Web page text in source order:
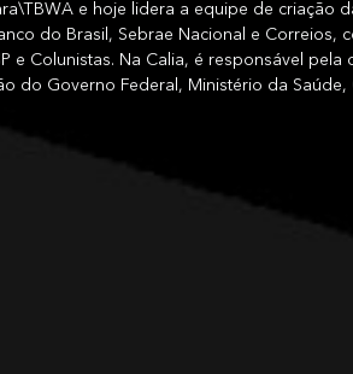
e hoje lidera a equipe de criação
do Brasil, Sebrae Nacional e Correios,
e Colunistas. Na Calia, é responsável pela
do Governo Federal, Ministério da Saúde,